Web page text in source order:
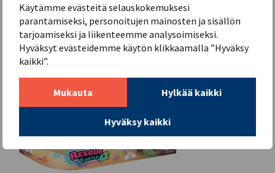
Käytämme evästeitä selauskokemuksesi
parantamiseksi, personoitujen mainosten ja sisällön
tarjoamiseksi ja liikenteemme analysoimiseksi.
Hyväksyt evästeidemme käytön klikkaamalla ”Hyväksy
kaikki”.
Mukauta Hylkää kaikki
Hyväksy kaikki
VUODEN HAHMOLEIKKILELU 2024